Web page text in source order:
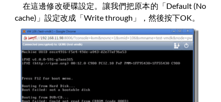
在這邊修改硬碟設定。讓我們把原本的「Default (No
cache)」設定改成「Write through」，然後按下OK。